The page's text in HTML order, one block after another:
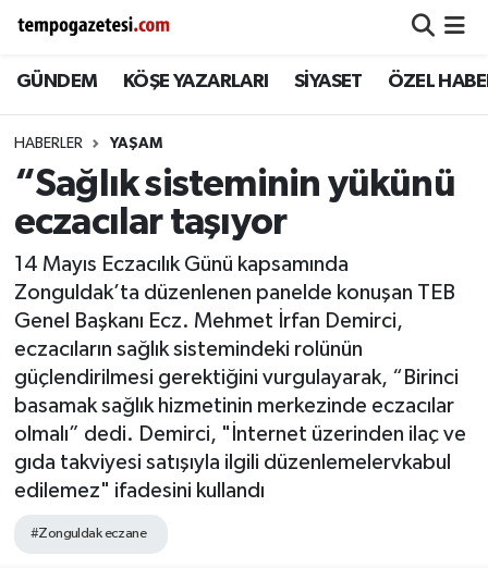
GÜNDEM KÖŞE YAZARLARI SİYASET ÖZEL
HABERLER YAŞAM
“Sağlık sisteminin yükünü
eczacılar taşıyor
14 Mayıs Eczacılık Günü kapsamında
Zonguldak’ta düzenlenen panelde konuşan TEB
Genel Başkanı Ecz. Mehmet İrfan Demirci,
eczacıların sağlık sistemindeki rolünün
güçlendirilmesi gerektiğini vurgulayarak, “Birinci
basamak sağlık hizmetinin merkezinde eczacılar
olmalı” dedi. Demirci, "İnternet üzerinden ilaç ve
gıda takviyesi satışıyla ilgili düzenlemelervkabul
edilemez" ifadesini kullandı
#Zonguldak eczane
Alaplı
Çaycuma
Devrek
Gökçebey
GÜNDEM
Kilimli
Kozlu
Siyaset
Zonguldak Nöbetçi Eczaneler
Zonguldak Hava Durumu
Zonguldak Namaz Vakitleri
Süper Lig Puan Durumu ve Fikstür
Tüm Manşetler
Son Dakika Haberleri
Haber Arşivi